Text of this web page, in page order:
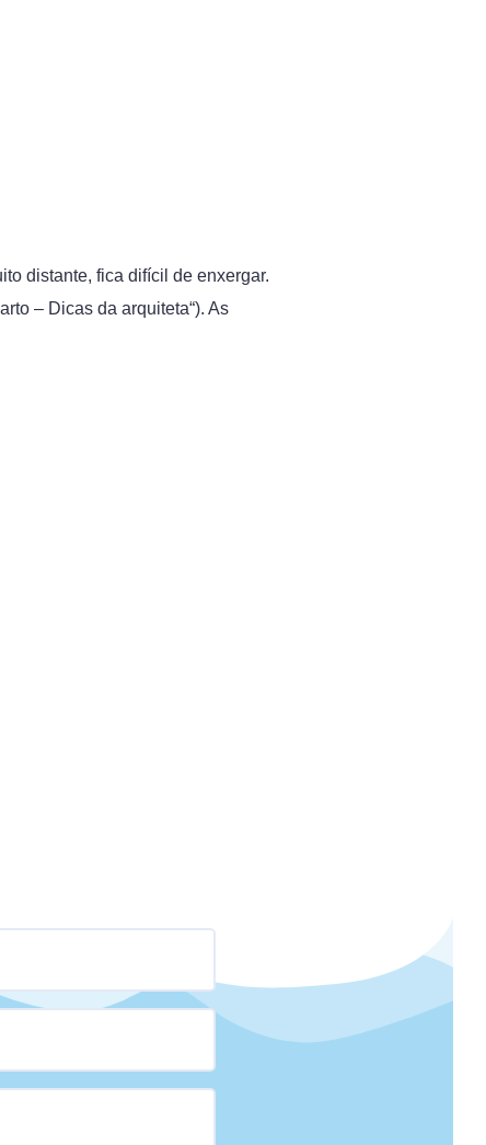
distante, fica difícil de enxergar.
– Dicas da arquiteta“). As